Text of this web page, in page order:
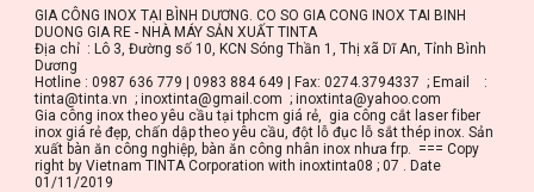
GIA CÔNG INOX TẠI BÌNH DƯƠNG. CO SO GIA CONG INOX TAI BINH
DUONG GIA RE - NHÀ MÁY SẢN XUẤT TINTA
Địa chỉ  : Lô 3, Đường số 10, KCN Sóng Thần 1, Thị xã Dĩ An, Tỉnh Bình
Dương
Hotline : 0987 636 779 | 0983 884 649 | Fax: 0274.3794337  ; Email    :
tinta@tinta.vn  ; inoxtinta@gmail.com  ; inoxtinta@yahoo.com
Gia công inox theo yêu cầu tại tphcm giá rẻ,  gia công cắt laser fiber
inox giá rẻ đẹp, chấn dập theo yêu cầu, đột lỗ đục lỗ sắt thép inox. Sản
xuất bàn ăn công nghiệp, bàn ăn công nhân inox nhưa frp.  === Copy
right by Vietnam TINTA Corporation with inoxtinta08 ; 07 . Date
01/11/2019